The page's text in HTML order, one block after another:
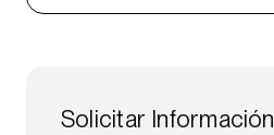
Solicitar Información